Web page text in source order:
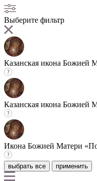
Выберите фильтр
Казанская икона Божией
Казанская икона Божией
Икона Божией Матери
выбрать все применить